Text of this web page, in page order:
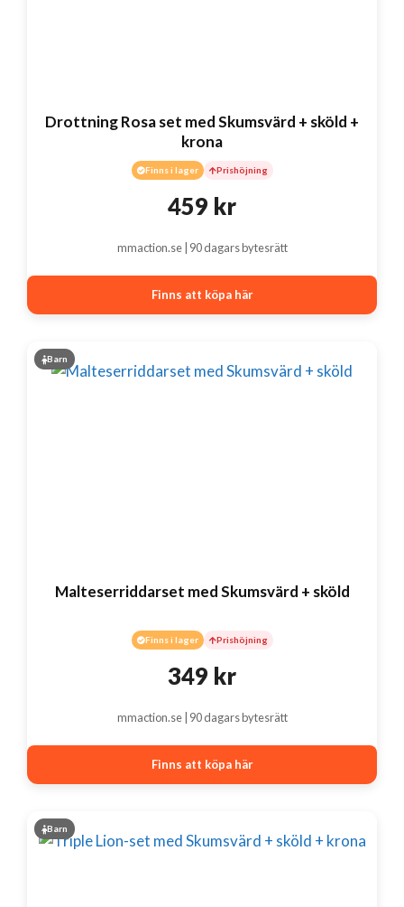
Drottning Rosa set med Skumsvärd + sköld +
krona
Finns i lager Prishöjning
459 kr
mmaction.se | 90 dagars bytesrätt
Finns att köpa här
Barn
Malteserriddarset med Skumsvärd + sköld
Finns i lager Prishöjning
349 kr
mmaction.se | 90 dagars bytesrätt
Finns att köpa här
Barn